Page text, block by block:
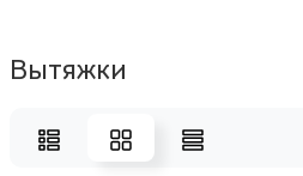
Вытяжки